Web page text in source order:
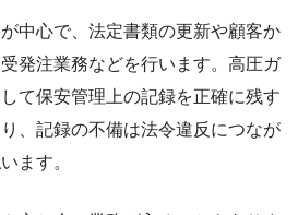
中心で、法定書類の更新や顧客か
発注業務などを行います。高圧ガ
て保安管理上の記録を正確に残す
、記録の不備は法令違反につなが
ます。